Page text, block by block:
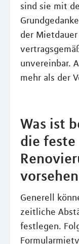
sind sie mit
der
unvereinbar.
mehr als der
Was ist
die feste
Generell
zeitliche
festlegen.